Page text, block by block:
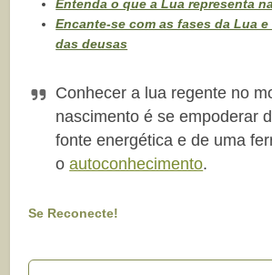
Entenda o que a Lua representa
Encante-se com as fases da Lua
das deusas
Conhecer a lua regente no
nascimento é se empoderar
fonte energética e de uma
oautoconhecimento.
Se Reconecte!